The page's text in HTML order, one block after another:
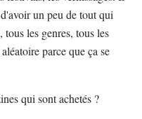
un peu de tout qui
les genres, tous les
parce que ça se
qui sont achetés ?